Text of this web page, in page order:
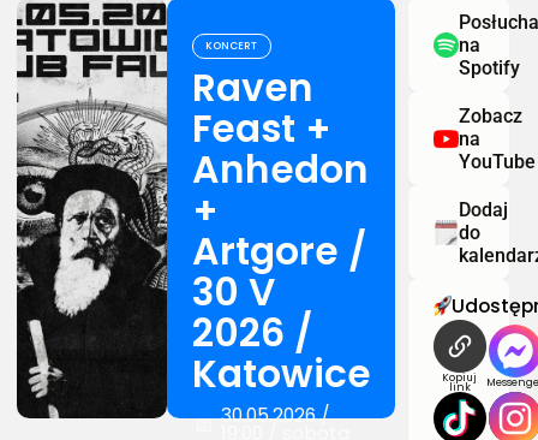
KONCERT
Raven
Feast +
Anhedon
+
Artgore /
30 V
2026 /
Katowice
📅 30.05.2026 /
na
Spotify
Zobacz
na
YouTube
Dodaj
do
Kopiuj
link